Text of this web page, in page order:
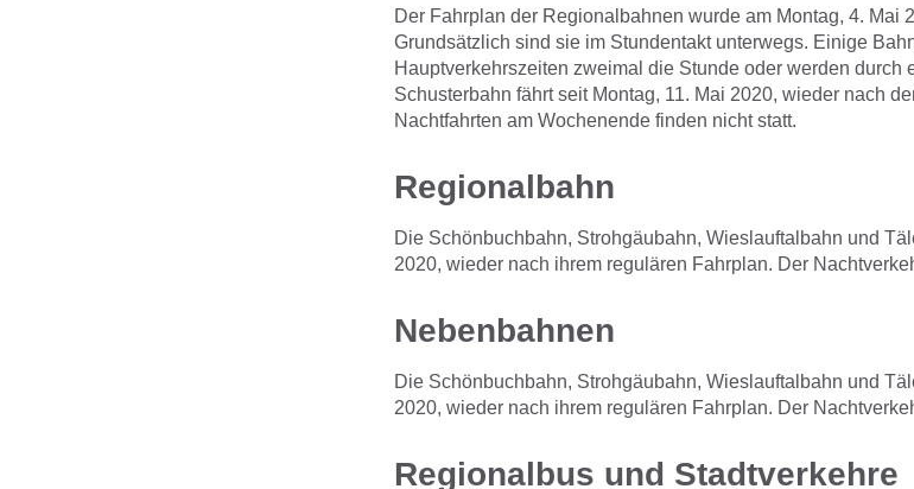
Der Fahrplan der Regionalbahnen wurde am Montag, 4. Mai
Grundsätzlich sind sie im Stundentakt unterwegs. Einige
Hauptverkehrszeiten zweimal die Stunde oder werden durch
Schusterbahn fährt seit Montag, 11. Mai 2020, wieder nach
Nachtfahrten am Wochenende finden nicht statt.
Regionalbahn
Die Schönbuchbahn, Strohgäubahn, Wieslauftalbahn und
2020, wieder nach ihrem regulären Fahrplan. Der
Nebenbahnen
Die Schönbuchbahn, Strohgäubahn, Wieslauftalbahn und
2020, wieder nach ihrem regulären Fahrplan. Der
Regionalbus und Stadtverkehre